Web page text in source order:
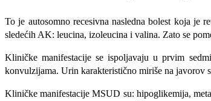
To je autosomno recesivna nasledna bolest koja je
sledećih AK: leucina, izoleucina i valina. Zato se
Kliničke manifestacije se ispoljavaju u prvim
konvulzijama. Urin karakteristično miriše na javorov
Kliničke manifestacije MSUD su: hipoglikemija,